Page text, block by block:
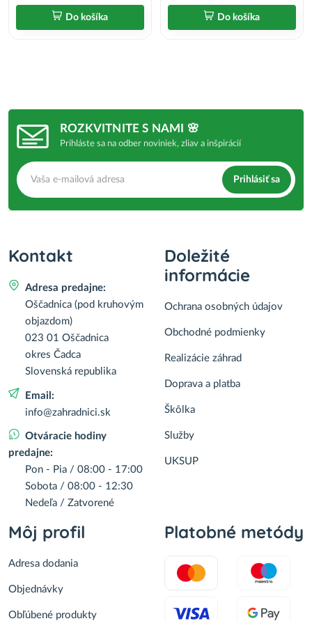
Do košíka Do košíka
ROZKVITNITE S NAMI 🌸
Prihláste sa na odber noviniek, zliav a inšpirácií
Prihlásiť sa
Kontakt
Adresa predajne:
Oščadnica (pod kruhovým
objazdom)
023 01 Oščadnica
okres Čadca
Slovenská republika
Email:
info@zahradnici.sk
Otváracie hodiny
predajne:
Pon - Pia / 08:00 - 17:00
Sobota / 08:00 - 12:30
Nedeľa / Zatvorené
Doležité
informácie
Ochrana osobných údajov
Obchodné podmienky
Realizácie záhrad
Doprava a platba
Škôlka
Služby
UKSUP
Môj profil
Adresa dodania
Objednávky
Obľúbené produkty
Platobné metódy